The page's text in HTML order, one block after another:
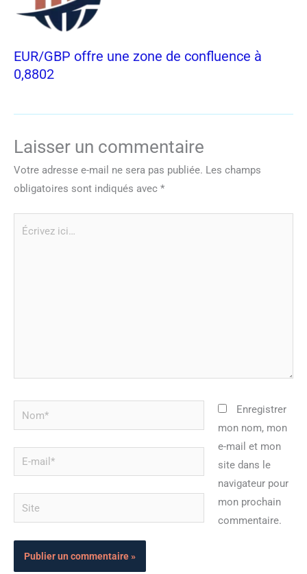
EUR/GBP offre une zone de confluence à
0,8802
Laisser un commentaire
Votre adresse e-mail ne sera pas publiée. Les champs
obligatoires sont indiqués avec *
Nom*
mail*
Site
Enregistrer
mon nom, mon
e-mail et mon
site dans le
navigateur pour
mon prochain
commentaire.